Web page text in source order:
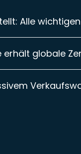
Alle
erhält globale